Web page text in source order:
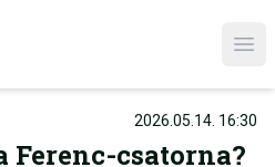
2026.05.14. 16:30
csatorna?